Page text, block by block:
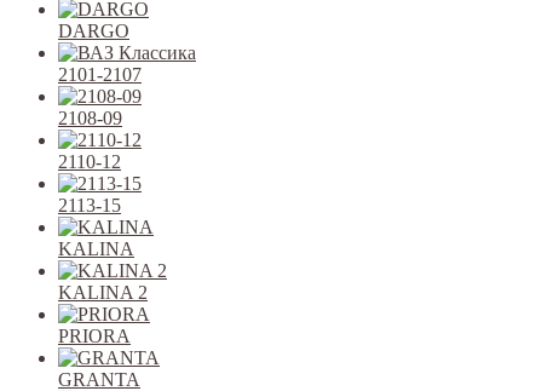
DARGO
2101-2107
2108-09
2110-12
2113-15
KALINA
KALINA 2
PRIORA
GRANTA